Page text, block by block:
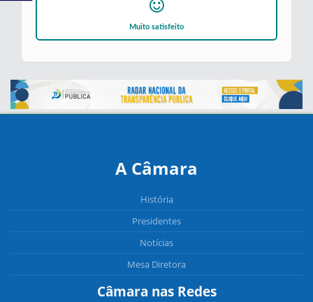
Muito satisfeito
A Câmara
História
Presidentes
Notícias
Mesa Diretora
Câmara nas Redes